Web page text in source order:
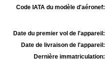
Code IATA du modèle d'aéronef:
Date du premier vol de l'appareil:
Date de livraison de l'appareil:
Dernière immatriculation: